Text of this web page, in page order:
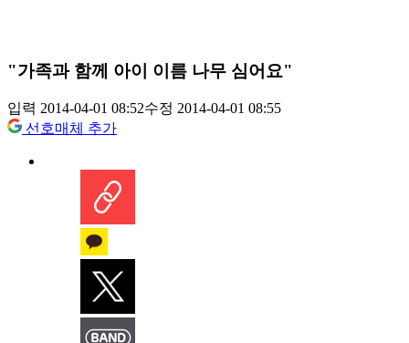
"가족과 함께 아이 이름 나무 심어요"
입력 2014-04-01 08:52수정 2014-04-01 08:55
선호매체 추가